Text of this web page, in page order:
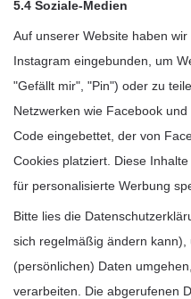
5.4 Soziale-Medien
Auf unserer Website haben
Instagram eingebunden, um
"Gefällt mir", "Pin") oder zu
Netzwerken wie Facebook
Code eingebettet, der von
Cookies platziert. Diese
für personalisierte Werbung
Bitte lies die
sich regelmäßig ändern
(persönlichen) Daten
verarbeiten. Die abgerufenen